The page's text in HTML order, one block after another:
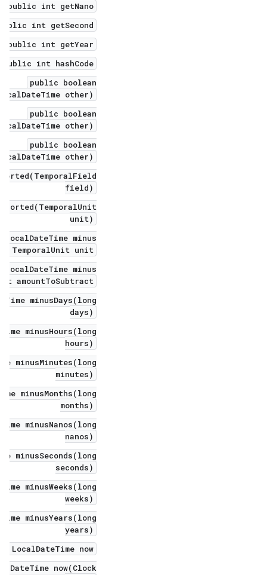
public int getNano()
int getSecond()
public int getYear()
public int hashCode()
public boolean
other)
public boolean
other)
public boolean
other)
field)
unit)
minus(
TemporalUnit unit)
minus(
amountToSubtract)
minusDays(long
days)
minusHours(long
hours)
minusMinutes(long
minutes)
minusMonths(long
months)
minusNanos(long
nanos)
minusSeconds(long
seconds)
minusWeeks(long
weeks)
minusYears(long
years)
now()
now(Clock